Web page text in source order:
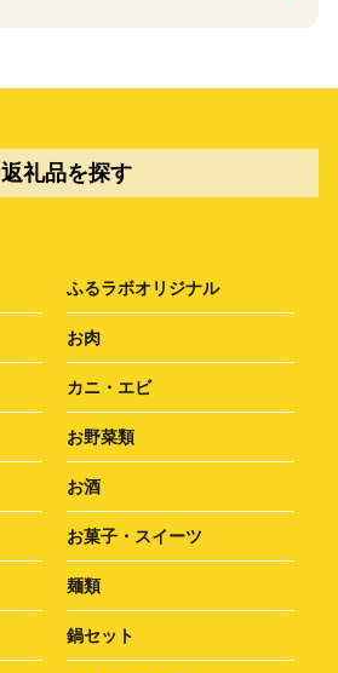
返礼品を探す
ふるラボオリジナル
お肉
カニ・エビ
お野菜類
お酒
お菓子・スイーツ
麺類
鍋セット